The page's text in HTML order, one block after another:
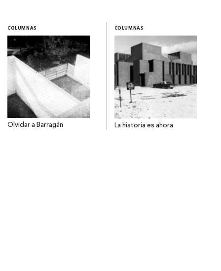
COLUMNAS
Olvidar a Barragán
COLUMNAS
La historia es ahora